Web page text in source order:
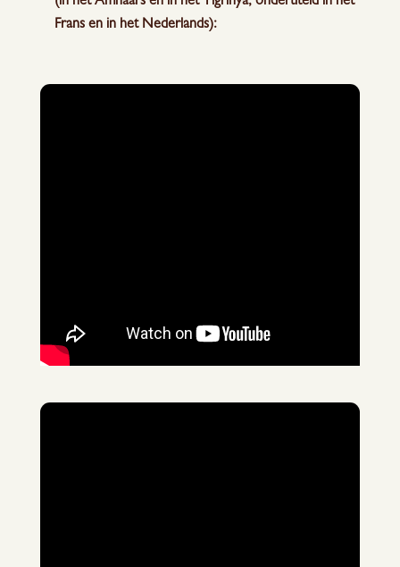
Frans en in het Nederlands):